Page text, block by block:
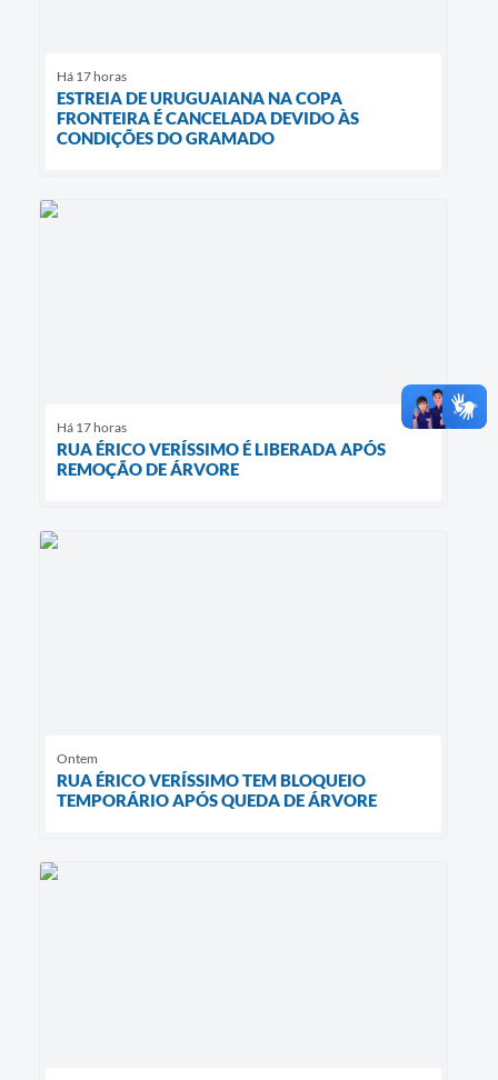
Há 17 horas
ESTREIA DE URUGUAIANA NA COPA
FRONTEIRA É CANCELADA DEVIDO ÀS
CONDIÇÕES DO GRAMADO
Há 17 horas
RUA ÉRICO VERÍSSIMO É LIBERADA APÓS
REMOÇÃO DE ÁRVORE
Ontem
RUA ÉRICO VERÍSSIMO TEM BLOQUEIO
TEMPORÁRIO APÓS QUEDA DE ÁRVORE